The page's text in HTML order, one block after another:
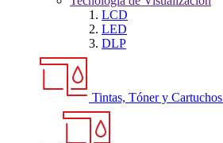
LCD
LED
DLP
Tintas, Tóner y Cartuchos